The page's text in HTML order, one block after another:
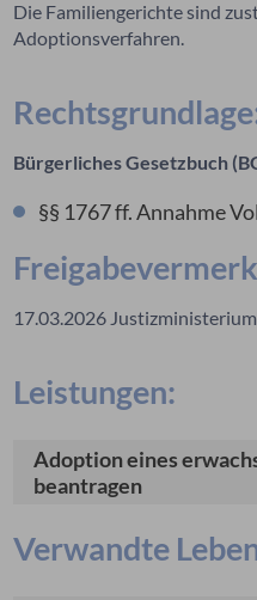
Die Familiengerichte sind
Adoptionsverfahren.
Bürgerliches Gesetzbuch
§§ 1767 ff.Annahme
17.03.2026
Leistungen:
Adoption eines
beantragen
Verwandte